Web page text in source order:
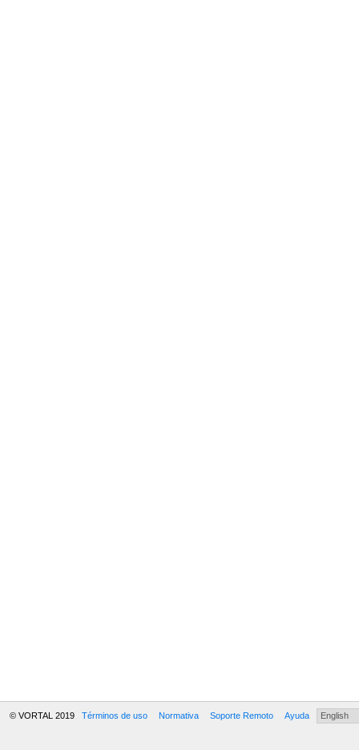
© VORTAL 2019 Términos de uso Normativa Soporte Remoto Ayuda